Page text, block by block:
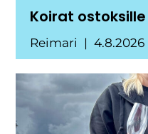
Koirat
Reimari 4.8.2026